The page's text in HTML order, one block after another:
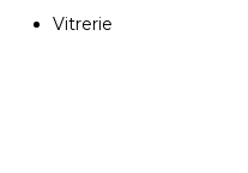
Vitrerie